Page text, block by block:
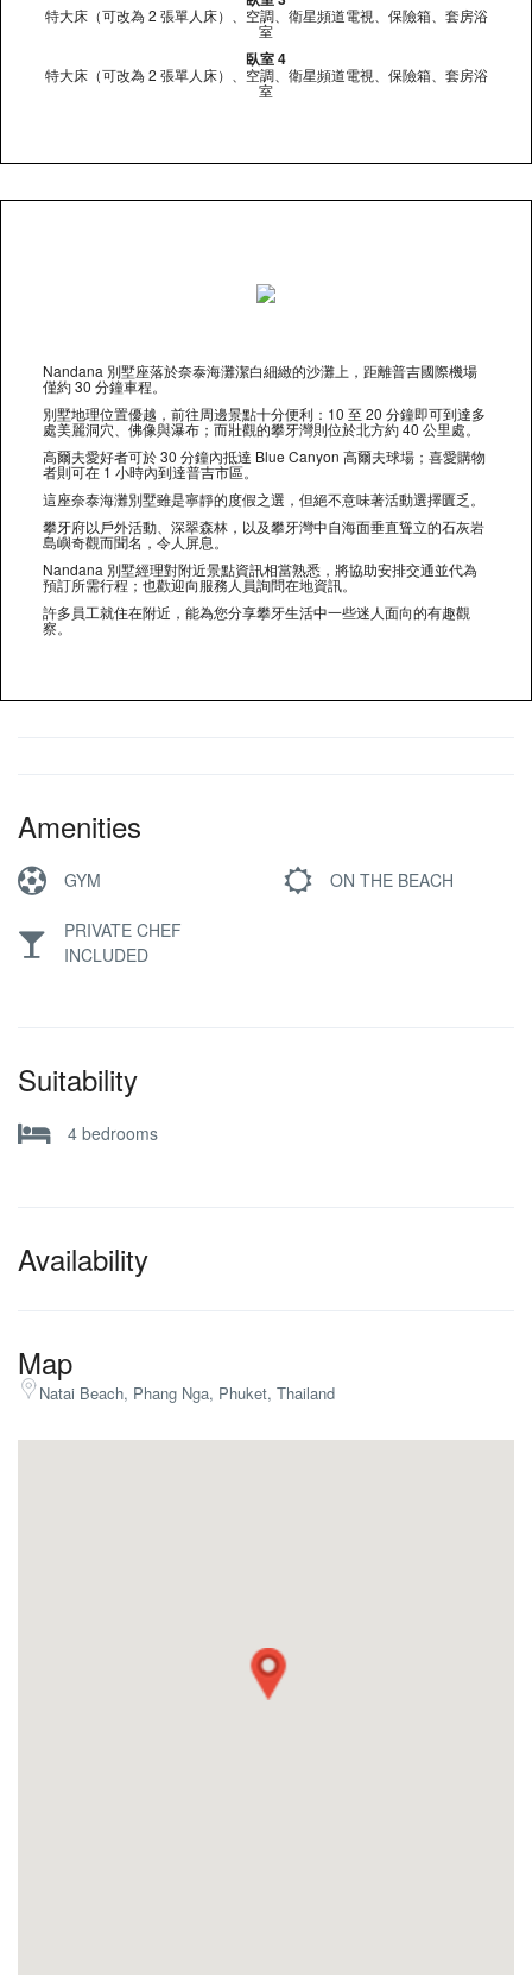
特大床（可改為 2 張單人床）、空調、衛星頻道電視、保險箱、套房浴
室
臥室 4
特大床（可改為 2 張單人床）、空調、衛星頻道電視、保險箱、套房浴
室
Nandana 別墅座落於奈泰海灘潔白細緻的沙灘上，距離普吉國際機場
僅約 30 分鐘車程。
別墅地理位置優越，前往周邊景點十分便利：10 至 20 分鐘即可到達多
處美麗洞穴、佛像與瀑布；而壯觀的攀牙灣則位於北方約 40 公里處。
高爾夫愛好者可於 30 分鐘內抵達 Blue Canyon 高爾夫球場；喜愛購物
者則可在 1 小時內到達普吉市區。
這座奈泰海灘別墅雖是寧靜的度假之選，但絕不意味著活動選擇匱乏。
攀牙府以戶外活動、深翠森林，以及攀牙灣中自海面垂直聳立的石灰岩
島嶼奇觀而聞名，令人屏息。
Nandana 別墅經理對附近景點資訊相當熟悉，將協助安排交通並代為
預訂所需行程；也歡迎向服務人員詢問在地資訊。
許多員工就住在附近，能為您分享攀牙生活中一些迷人面向的有趣觀
察。
Amenities
GYM ON THE BEACH
PRIVATE CHEF
INCLUDED
Suitability
4 bedrooms
Availability
Map
Natai Beach, Phang Nga, Phuket, Thailand